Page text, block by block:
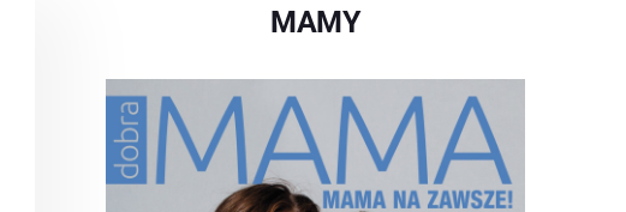
MAMY